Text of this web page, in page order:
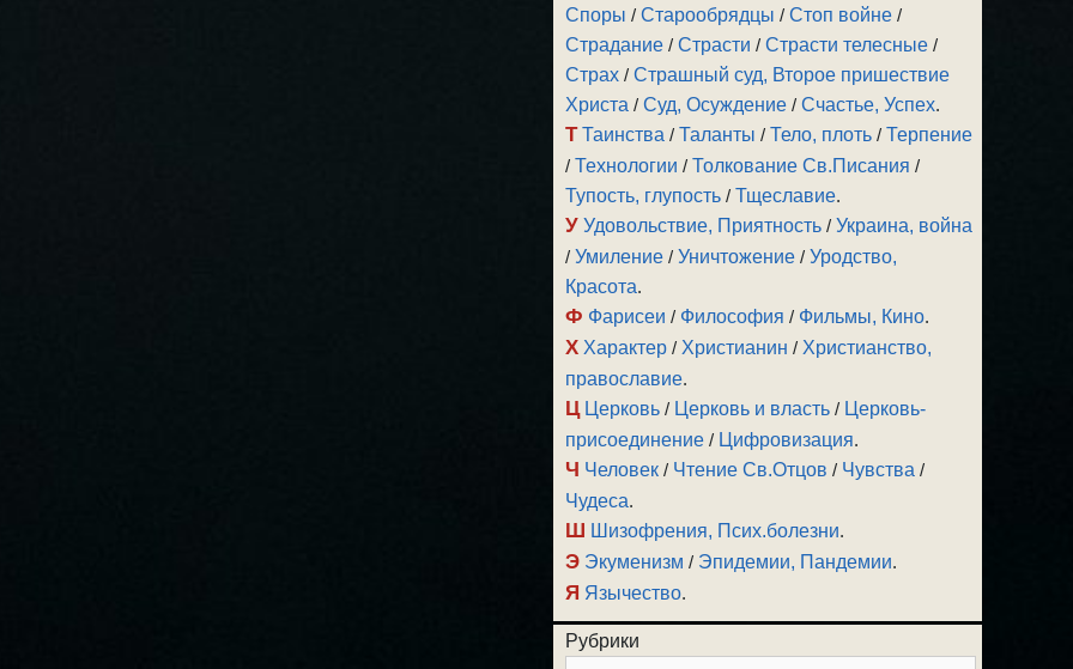
Споры /Старообрядцы /Стоп войне /
Страдание /Страсти /Страсти телесные /
Страх /Страшный суд, Второе пришествие
Христа /Суд, Осуждение /Счастье, Успех.
Т Таинства /Таланты /Тело, плоть /Терпение
/Технологии /Толкование Св.Писания /
Тупость, глупость /Тщеславие.
У Удовольствие, Приятность /Украина, война
/Умиление /Уничтожение /Уродство,
Красота.
Ф Фарисеи / Философия / Фильмы, Кино.
Х Характер / Христианин / Христианство,
православие.
Ц Церковь / Церковь и власть / Церковь-
присоединение / Цифровизация.
Ч Человек / Чтение Св.Отцов / Чувства /
Чудеса.
Ш Шизофрения, Псих.болезни.
Э Экуменизм / Эпидемии, Пандемии.
Я Язычество.
Рубрики